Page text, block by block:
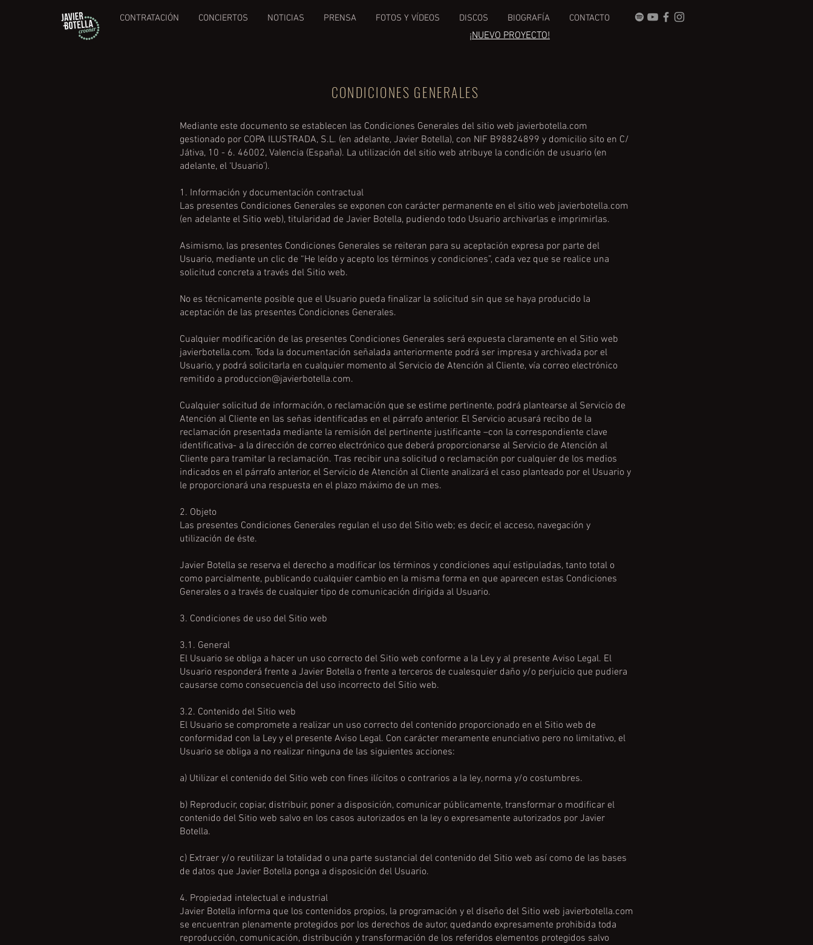
CONTRATACIÓN CONCIERTOS NOTICIAS PRENSA FOTOS Y VÍDEOS DISCOS BIOGRAFÍA CONTACTO
¡NUEVO PROYECTO!
CONDICIONES GENERALES
Mediante este documento se establecen las Condiciones Generales del sitio web javierbotella.com
gestionado por COPA ILUSTRADA, S.L. (en adelante, Javier Botella), con NIF B98824899 y domicilio sito en C/
Játiva, 10 - 6. 46002, Valencia (España). La utilización del sitio web atribuye la condición de usuario (en
adelante, el ‘Usuario’).
1. Información y documentación contractual
Las presentes Condiciones Generales se exponen con carácter permanente en el sitio web javierbotella.com
(en adelante el Sitio web), titularidad de Javier Botella, pudiendo todo Usuario archivarlas e imprimirlas.
Asimismo, las presentes Condiciones Generales se reiteran para su aceptación expresa por parte del
Usuario, mediante un clic de “He leído y acepto los términos y condiciones”, cada vez que se realice una
solicitud concreta a través del Sitio web.
No es técnicamente posible que el Usuario pueda finalizar la solicitud sin que se haya producido la
aceptación de las presentes Condiciones Generales.
Cualquier modificación de las presentes Condiciones Generales será expuesta claramente en el Sitio web
javierbotella.com. Toda la documentación señalada anteriormente podrá ser impresa y archivada por el
Usuario, y podrá solicitarla en cualquier momento al Servicio de Atención al Cliente, vía correo electrónico
remitido a produccion@javierbotella.com.
Cualquier solicitud de información, o reclamación que se estime pertinente, podrá plantearse al Servicio de
Atención al Cliente en las señas identificadas en el párrafo anterior. El Servicio acusará recibo de la
reclamación presentada mediante la remisión del pertinente justificante –con la correspondiente clave
identificativa- a la dirección de correo electrónico que deberá proporcionarse al Servicio de Atención al
Cliente para tramitar la reclamación. Tras recibir una solicitud o reclamación por cualquier de los medios
indicados en el párrafo anterior, el Servicio de Atención al Cliente analizará el caso planteado por el Usuario y
le proporcionará una respuesta en el plazo máximo de un mes.
2. Objeto
Las presentes Condiciones Generales regulan el uso del Sitio web; es decir, el acceso, navegación y
utilización de éste.
Javier Botella se reserva el derecho a modificar los términos y condiciones aquí estipuladas, tanto total o
como parcialmente, publicando cualquier cambio en la misma forma en que aparecen estas Condiciones
Generales o a través de cualquier tipo de comunicación dirigida al Usuario.
3. Condiciones de uso del Sitio web
3.1. General
El Usuario se obliga a hacer un uso correcto del Sitio web conforme a la Ley y al presente Aviso Legal. El
Usuario responderá frente a Javier Botella o frente a terceros de cualesquier daño y/o perjuicio que pudiera
causarse como consecuencia del uso incorrecto del Sitio web.
3.2. Contenido del Sitio web
El Usuario se compromete a realizar un uso correcto del contenido proporcionado en el Sitio web de
conformidad con la Ley y el presente Aviso Legal. Con carácter meramente enunciativo pero no limitativo, el
Usuario se obliga a no realizar ninguna de las siguientes acciones:
a) Utilizar el contenido del Sitio web con fines ilícitos o contrarios a la ley, norma y/o costumbres.
b) Reproducir, copiar, distribuir, poner a disposición, comunicar públicamente, transformar o modificar el
contenido del Sitio web salvo en los casos autorizados en la ley o expresamente autorizados por Javier
Botella.
c) Extraer y/o reutilizar la totalidad o una parte sustancial del contenido del Sitio web así como de las bases
de datos que Javier Botella ponga a disposición del Usuario.
4. Propiedad intelectual e industrial
Javier Botella informa que los contenidos propios, la programación y el diseño del Sitio web javierbotella.com
se encuentran plenamente protegidos por los derechos de autor, quedando expresamente prohibida toda
reproducción, comunicación, distribución y transformación de los referidos elementos protegidos salvo